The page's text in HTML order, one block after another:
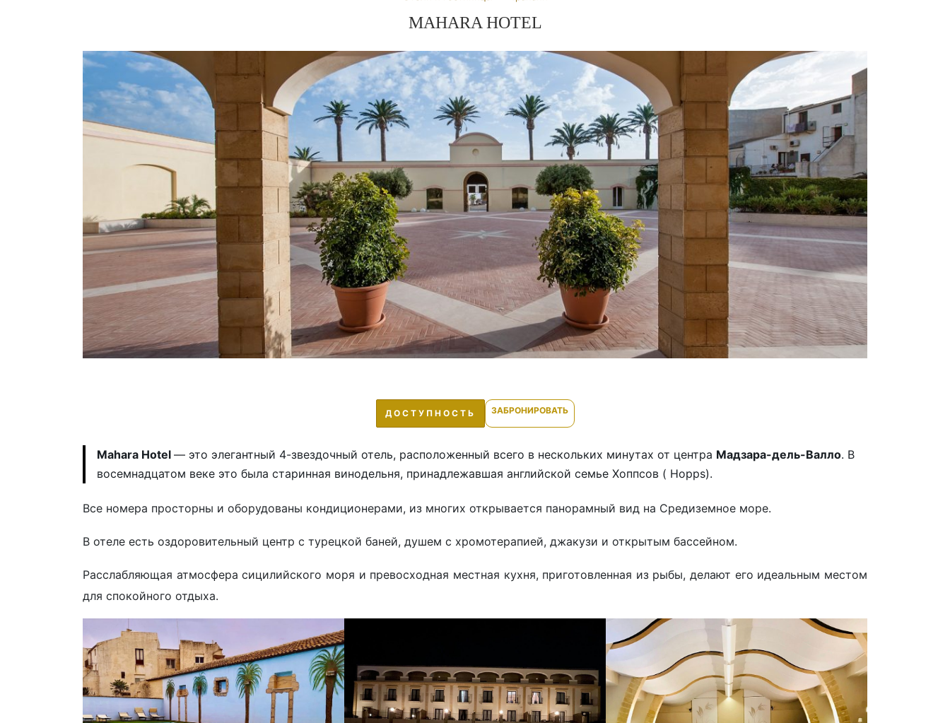
MAHARA HOTEL
ДОСТУПНОСТЬ ЗАБРОНИРОВАТЬ
Mahara Hotel — это элегантный 4-звездочный отель, расположенный всего в нескольких минутах от центра Мадзара-дель-Валло. В
восемнадцатом веке это была старинная винодельня, принадлежавшая английской семье Хоппсов ( Hopps).
Все номера просторны и оборудованы кондиционерами, из многих открывается панорамный вид на Средиземное море.
В отеле есть оздоровительный центр с турецкой баней, душем с хромотерапией, джакузи и открытым бассейном.
Расслабляющая атмосфера сицилийского моря и превосходная местная кухня, приготовленная из рыбы, делают его идеальным местом
для спокойного отдыха.